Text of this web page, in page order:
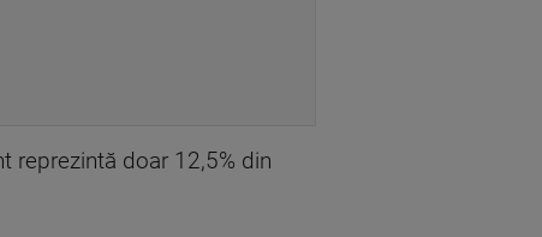
reprezintă doar 12,5% din